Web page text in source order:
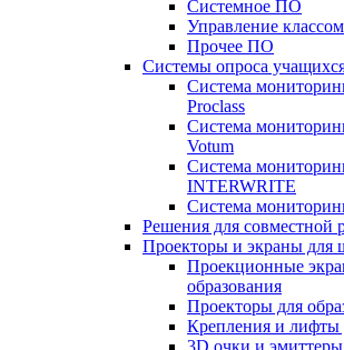
Системное ПО
Управление классом
Прочее ПО
Системы опроса
Система
Proclass
Система
Votum
Система
INTERWRITE
Система
Решения для совместной
Проекторы и экраны для
Проекционные
образования
Проекторы для
Крепления и лифты